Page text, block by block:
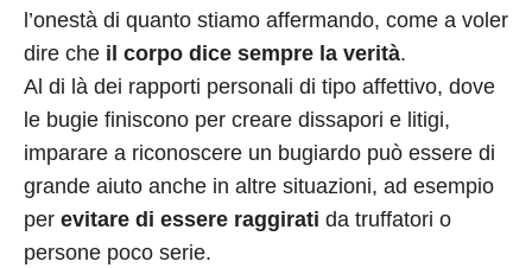
l’onestà di quanto stiamo affermando, come a voler
dire che il corpo dice sempre la verità.
Al di là dei rapporti personali di tipo affettivo, dove
le bugie finiscono per creare dissapori e litigi,
imparare a riconoscere un bugiardo può essere di
grande aiuto anche in altre situazioni, ad esempio
per evitare di essere raggirati da truffatori o
persone poco serie.